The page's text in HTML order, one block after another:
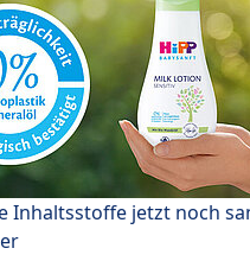
Inhaltsstoffe jetzt noch